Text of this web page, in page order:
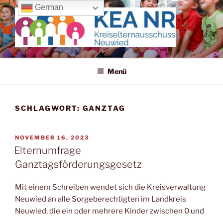
Zum
Inhalt
springen
KREISELTERNAUSSCHUSS
Wir machen uns für die Kleinen stark!
Menü
SCHLAGWORT: GANZTAG
VERÖFFENTLICHT
AM
NOVEMBER 16, 2023
Elternumfrage
Ganztagsförderungsgesetz
Mit einem Schreiben wendet sich die Kreisverwaltung
Neuwied an alle Sorgeberechtigten im Landkreis
Neuwied, die ein oder mehrere Kinder zwischen 0 und
German